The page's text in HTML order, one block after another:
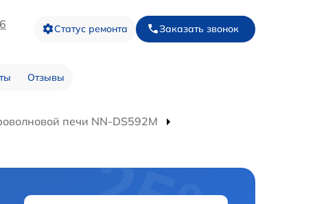
Статус ремонта Заказать звонок
Отзывы
печи NN-DS592M